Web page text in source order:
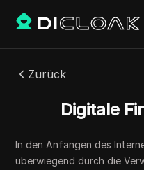
Zurück
Digitale
In den Anfängen des
überwiegend durch die